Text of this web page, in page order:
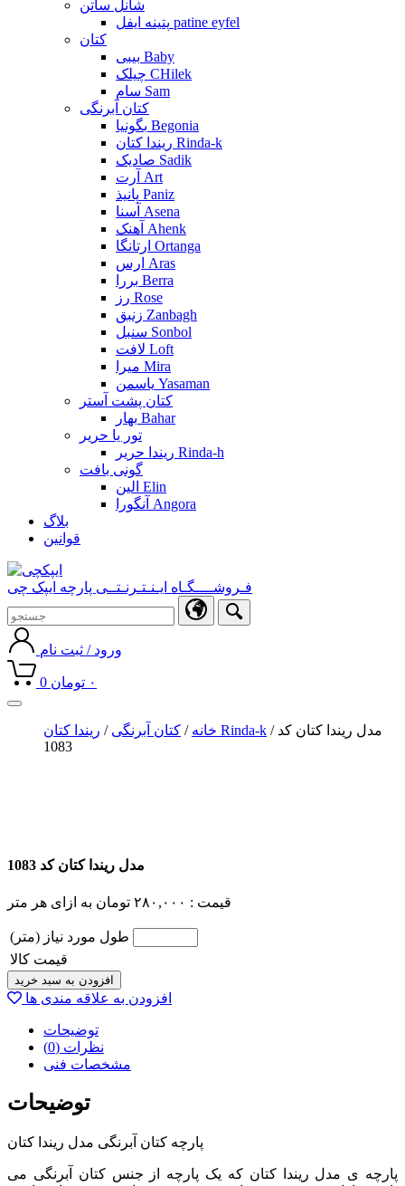
شانل ساتن
پتینه ایفل patine eyfel
کتان
بیبی Baby
چیلک CHilek
سام Sam
کتان آبرنگی
بگونیا Begonia
ریندا کتان Rinda-k
صادیک Sadik
آرت Art
پانیذ Paniz
آسنا Asena
آهنک Ahenk
ارتانگا Ortanga
ارس Aras
بررا Berra
رز Rose
زنبق Zanbagh
سنبل Sonbol
لافت Loft
میرا Mira
یاسمن Yasaman
کتان پشت آستر
بهار Bahar
تور یا حریر
ریندا حریر Rinda-h
گونی بافت
الین Elin
آنگورا Angora
بلاگ
قوانین
فـروشــــگـاه ایـنـتـرنـتــی پارچه ایپک چی
ورود / ثبت نام
0 ۰ تومان
Toggle
navigation
خانه / کتان آبرنگی / ریندا کتان Rinda-k / مدل ریندا کتان کد
1083
مدل ریندا کتان کد 1083
قیمت : ۲۸۰,۰۰۰ تومان به ازای هر متر
طول مورد نیاز (متر)
قیمت کالا
افزودن به سبد خرید
افزودن به علاقه مندی ها
توضیحات
نظرات (0)
مشخصات فنی
توضیحات
پارچه کتان آبرنگی مدل ریندا کتان
پارچه ی مدل ریندا کتان که یک پارچه از جنس کتان آبرنگی می